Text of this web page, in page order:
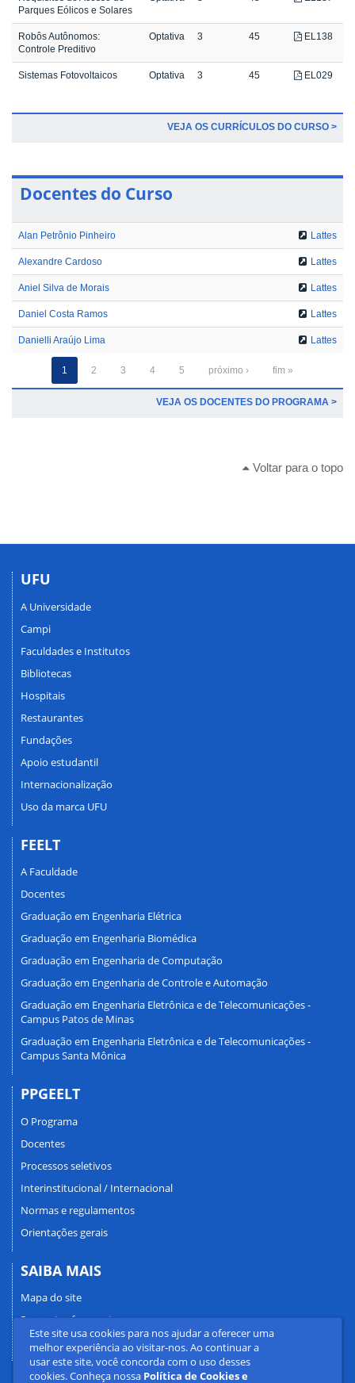
Este site usa cookies para nos ajudar a oferecer uma
melhor experiência ao visitar-nos. Ao continuar a
usar este site, você concorda com o uso desses
cookies. Conheça nossa Política de Cookies e
Parques Eólicos e Solares
Robôs Autônomos:
Controle Preditivo
Optativa 3 45 EL138
Sistemas Fotovoltaicos Optativa 3 45 EL029
VEJA OS CURRÍCULOS DO CURSO >
Docentes do Curso
Alan Petrônio Pinheiro Lattes
Alexandre Cardoso Lattes
Aniel Silva de Morais Lattes
Daniel Costa Ramos Lattes
Danielli Araújo Lima Lattes
1 2 3 4 5 próximo › fim »
VEJA OS DOCENTES DO PROGRAMA >
Voltar para o topo
UFU
A Universidade
Campi
Faculdades e Institutos
Bibliotecas
Hospitais
Restaurantes
Fundações
Apoio estudantil
Internacionalização
Uso da marca UFU
FEELT
A Faculdade
Docentes
Graduação em Engenharia Elétrica
Graduação em Engenharia Biomédica
Graduação em Engenharia de Computação
Graduação em Engenharia de Controle e Automação
Graduação em Engenharia Eletrônica e de Telecomunicações -
Campus Patos de Minas
Graduação em Engenharia Eletrônica e de Telecomunicações -
Campus Santa Mônica
PPGEELT
O Programa
Docentes
Processos seletivos
Interinstitucional / Internacional
Normas e regulamentos
Orientações gerais
SAIBA MAIS
Mapa do site
Perguntas frequentes
Fale conosco